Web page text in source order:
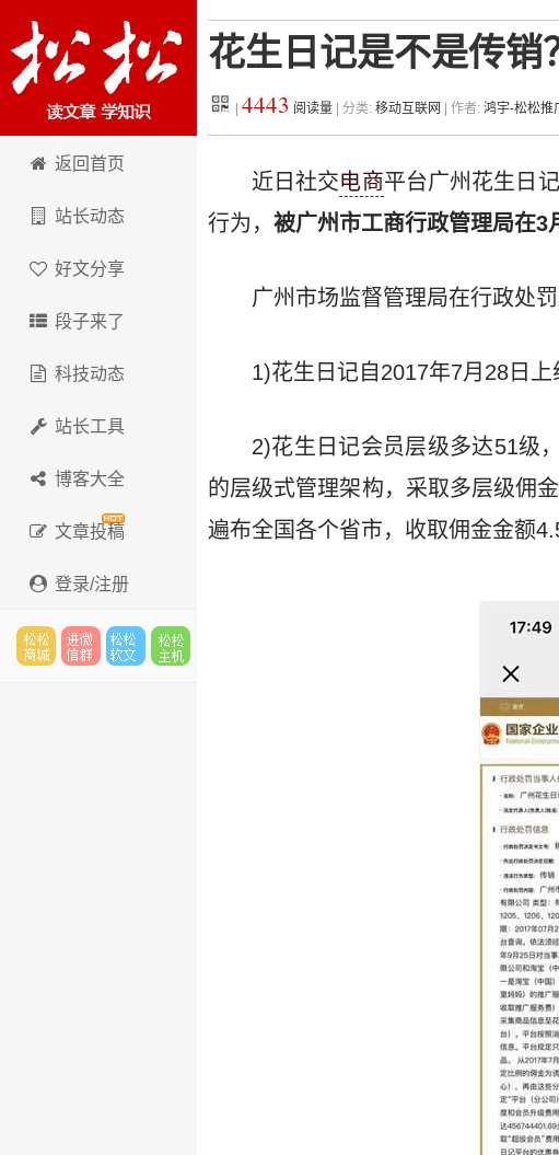
松松科技
返回首页
站长动态
好文分享
段子来了
科技动态
站长工具
博客大全
文章投稿
登录/注册
花生日记是不是传销
4443 阅读量 | 分类: 移动互联网 | 作者: 鸿宇-松松推
近日社交电商平台广州花生日记
行为， 被广州市工商行政管理局在3
广州市场监督管理局在行政处
1)花生日记自2017年7月28日
2)花生日记会员层级多达51
的层级式管理架构，采取多层级佣
遍布全国各个省市，收取佣金金额